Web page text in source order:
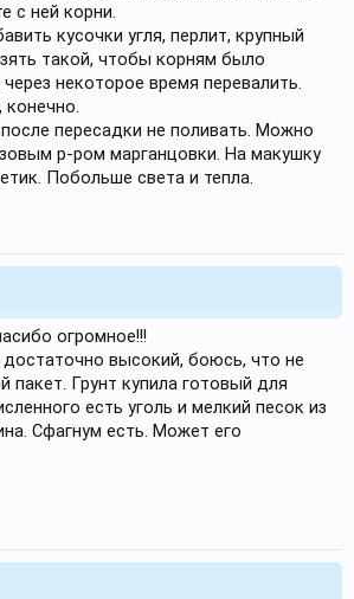
с ней корни.
кусочки угля, перлит, крупный
такой, чтобы корням было
некоторое время перевалить.
пересадки не поливать. Можно
р-ром марганцовки. На макушку
Побольше света и тепла.
огромное!!!
высокий, боюсь, что не
пакет. Грунт купила готовый для
есть уголь и мелкий песок из
Сфагнум есть. Может его